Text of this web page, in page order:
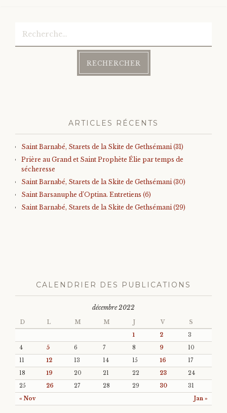
ARTICLES RÉCENTS
Saint Barnabé, Starets de la Skite de Gethsémani (31)
Prière au Grand et Saint Prophète Élie par temps de
sécheresse
Saint Barnabé, Starets de la Skite de Gethsémani (30)
Saint Barsanuphe d’Optina. Entretiens (6)
Saint Barnabé, Starets de la Skite de Gethsémani (29)
CALENDRIER DES PUBLICATIONS
décembre 2022
D L M M J V S
« Nov Jan »
1 2
3
4
5 6 7 8 9
10
11
12 13 14 15 16
17
18
19 20 21 22 23
24
25
26 27 28 29 30 31